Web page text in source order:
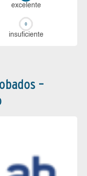
ex­ce­len­te
in­su­fi­cien­te
–